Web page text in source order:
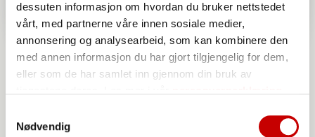
dessuten informasjon om hvordan du bruker nettstedet
vårt, med partnerne våre innen sosiale medier,
annonsering og analysearbeid, som kan kombinere den
med annen informasjon du har gjort tilgjengelig for dem,
eller som de har samlet inn gjennom din bruk av
Nødvendig